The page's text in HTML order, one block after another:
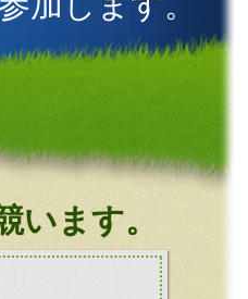
います。